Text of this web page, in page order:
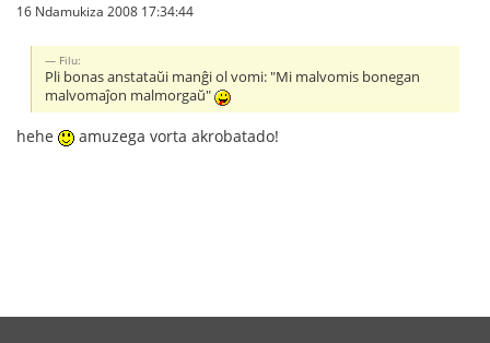
16 Ndamukiza 2008 17:34:44
Filu:
Pli bonas anstataŭi manĝi ol vomi: "Mi malvomis bonegan
malvomaĵon malmorgaŭ"
hehe amuzega vorta akrobatado!